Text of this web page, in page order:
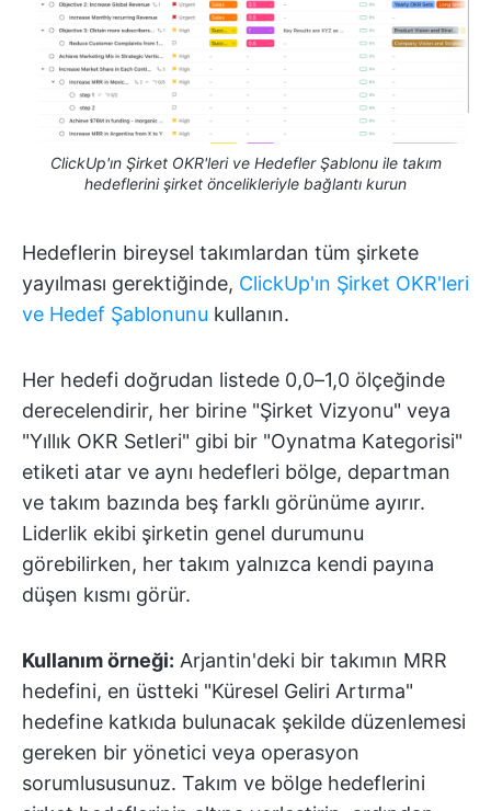
ClickUp'ın Şirket OKR'leri ve Hedefler Şablonu ile takım
hedeflerini şirket öncelikleriyle bağlantı kurun
Hedeflerin bireysel takımlardan tüm şirkete
yayılması gerektiğinde, ClickUp'ın Şirket OKR'leri
ve Hedef Şablonunu kullanın.
Her hedefi doğrudan listede 0,0–1,0 ölçeğinde
derecelendirir, her birine "Şirket Vizyonu" veya
"Yıllık OKR Setleri" gibi bir "Oynatma Kategorisi"
etiketi atar ve aynı hedefleri bölge, departman
ve takım bazında beş farklı görünüme ayırır.
Liderlik ekibi şirketin genel durumunu
görebilirken, her takım yalnızca kendi payına
düşen kısmı görür.
Kullanım örneği: Arjantin'deki bir takımın MRR
hedefini, en üstteki "Küresel Geliri Artırma"
hedefine katkıda bulunacak şekilde düzenlemesi
gereken bir yönetici veya operasyon
sorumlususunuz. Takım ve bölge hedeflerini